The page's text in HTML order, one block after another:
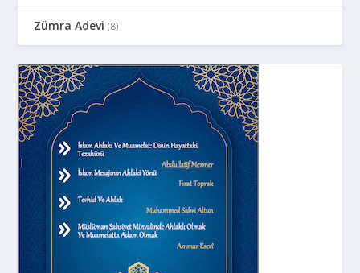
Zümra Adevi (8)